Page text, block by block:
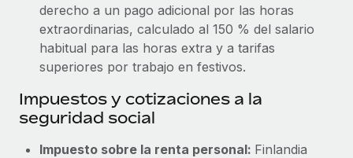
Pento se convierte en un empleador equitativo
Gestionar las nóminas internamente es complicado. Tardas
Más información
derecho a un pago adicional por las horas
extraordinarias, calculado al 150 % del salario
habitual para las horas extra y a tarifas
superiores por trabajo en festivos.
Impuestos y cotizaciones a la
seguridad social
Impuesto sobre la renta personal: Finlandia